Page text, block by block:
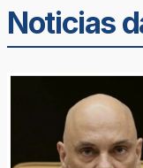
Noticias